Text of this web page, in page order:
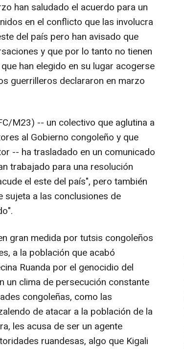
han saludado el acuerdo para un
en el conflicto que las involucra
del país pero han avisado que
y que por lo tanto no tienen
han elegido en su lugar acogerse
guerrilleros declararon en marzo
M23) -- un colectivo que aglutina a
al Gobierno congoleño y que
-- ha trasladado en un comunicado
trabajado para una resolución
el este del país", pero también
sujeta a las conclusiones de
gran medida por tutsis congoleños
a la población que acabó
Ruanda por el genocidio del
un clima de persecución constante
congoleñas, como las
de atacar a la población de la
les acusa de ser un agente
ruandesas, algo que Kigali